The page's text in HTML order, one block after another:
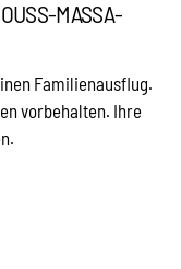
MASSA-
Familienausflug.
vorbehalten. Ihre